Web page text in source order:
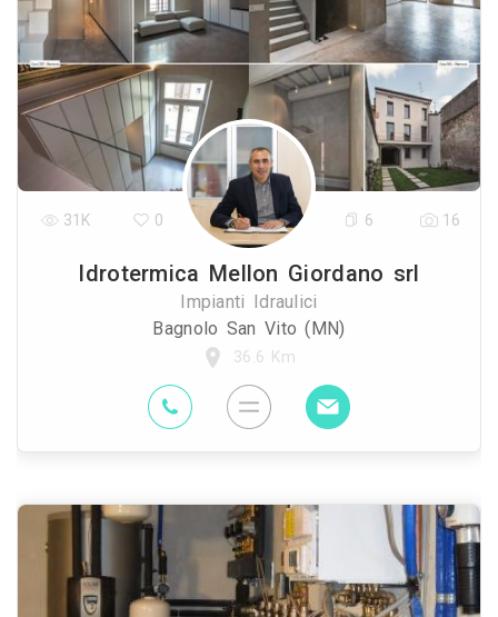
Idrotermica Mellon Giordano srl
Impianti Idraulici
Bagnolo San Vito (MN)
36.6 Km
31K 0 6 16